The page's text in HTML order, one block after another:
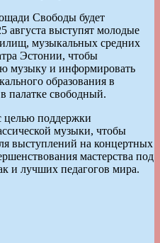
Свободы будет
августа выступят молодые
музыкальных средних
Эстонии, чтобы
музыку и информировать
образования в
палатке свободный.
целью поддержки
музыки, чтобы
выступлений на концертных
мастерства под
и лучших педагогов мира.